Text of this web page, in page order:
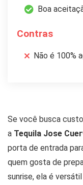
Boa
Contras
Não é 100%
Se você busca
a Tequila Jose
porta de entrada
quem gosta de
sunrise, ela é